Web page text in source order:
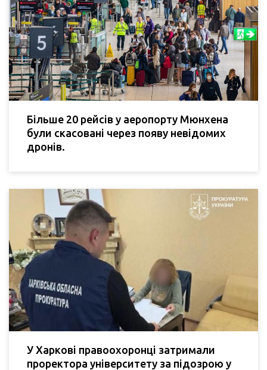
Більше 20 рейсів у аеропорту Мюнхена
були скасовані через появу невідомих
дронів.
У Харкові правоохоронці затримали
проректора університету за підозрою у